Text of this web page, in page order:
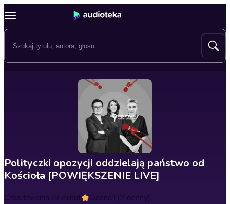
Polityczki opozycji oddzielają państwo od
Kościoła [POWIĘKSZENIE LIVE]
Czas trwania39 minut Ocena1(2 oceny)